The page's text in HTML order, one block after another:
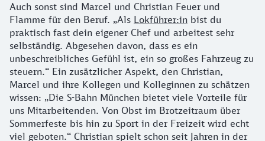
Auch sonst sind Marcel und Christian Feuer und
Flamme für den Beruf. „Als Lokführer:in bist du
praktisch fast dein eigener Chef und arbeitest sehr
selbständig. Abgesehen davon, dass es ein
unbeschreibliches Gefühl ist, ein so großes Fahrzeug zu
steuern.“ Ein zusätzlicher Aspekt, den Christian,
Marcel und ihre Kollegen und Kolleginnen zu schätzen
wissen: „Die S-Bahn München bietet viele Vorteile für
uns Mitarbeitenden. Von Obst im Brotzeitraum über
Sommerfeste bis hin zu Sport in der Freizeit wird echt
viel geboten.“ Christian spielt schon seit Jahren in der